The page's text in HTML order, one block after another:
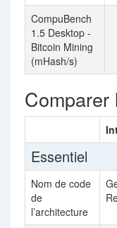
CompuBench
1.5 Desktop -
Bitcoin Mining
(mHash/s)
Essentiel
Nom de code
de
l’architecture